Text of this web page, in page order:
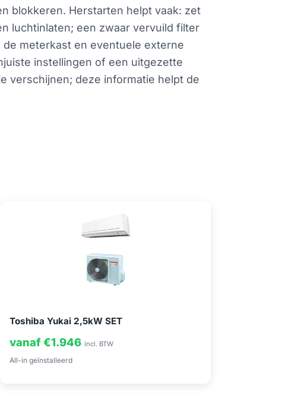
blokkeren. Herstarten helpt vaak: zet
luchtinlaten; een zwaar vervuild filter
meterkast en eventuele externe
instellingen of een uitgezette
verschijnen; deze informatie helpt de
Toshiba Yukai 2,5kW SET
vanaf €1.946 incl. BTW
All-in geïnstalleerd